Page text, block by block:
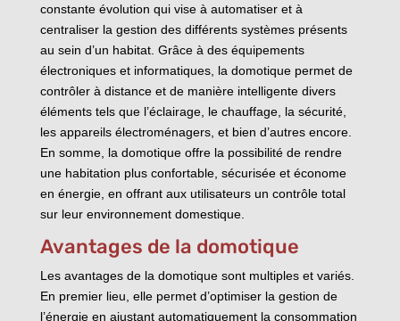
constante évolution qui vise à automatiser et à
centraliser la gestion des différents systèmes présents
au sein d’un habitat. Grâce à des équipements
électroniques et informatiques, la domotique permet de
contrôler à distance et de manière intelligente divers
éléments tels que l’éclairage, le chauffage, la sécurité,
les appareils électroménagers, et bien d’autres encore.
En somme, la domotique offre la possibilité de rendre
une habitation plus confortable, sécurisée et économe
en énergie, en offrant aux utilisateurs un contrôle total
sur leur environnement domestique.
Avantages de la domotique
Les avantages de la domotique sont multiples et variés.
En premier lieu, elle permet d’optimiser la gestion de
l’énergie en ajustant automatiquement la consommation